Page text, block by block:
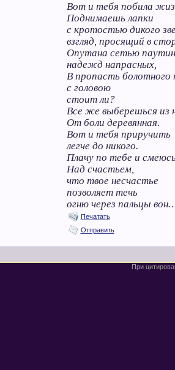
Вот и тебя побила
Поднимаешь лапки
с кротостью дикого
взгляд, просящий в
Опутана сетью паутин
надежд напрасных,
В пропасть болотного
с головою
стоит ли?
Все же выберешься из
От боли деревянная.
Вот и тебя приручить
легче до никого.
Плачу по тебе и
Над счастьем,
что твое несчастье
позволяет течь
огню через пальцы
Печатать
Отправить
При